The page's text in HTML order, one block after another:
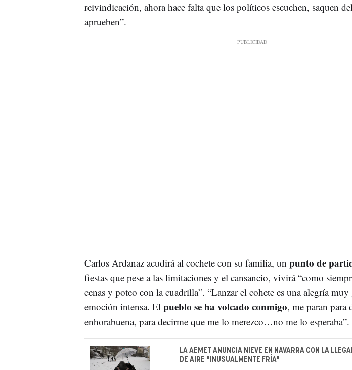
reivindicación, ahora hace falta que los políticos escuchen, saquen
aprueben”.
Carlos Ardanaz acudirá al cochete con su familia, un punto de
fiestas que pese a las limitaciones y el cansancio, vivirá “como
cenas y poteo con la cuadrilla”. “Lanzar el cohete es una alegría
emoción intensa. El pueblo se ha volcado conmigo, me paran para
enhorabuena, para decirme que me lo merezco…no me lo esperaba”.
LA AEMET ANUNCIA NIEVE EN NAVARRA CON LA
DE AIRE "INUSUALMENTE FRÍA"